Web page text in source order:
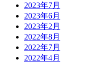
2023年7月
2023年6月
2023年2月
2022年8月
2022年7月
2022年4月